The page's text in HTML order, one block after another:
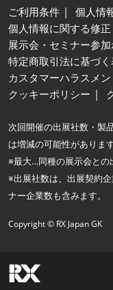
ご利用条件
個人情
個人情報に関する修
展示会・セミナー参
特定商取引法に基づ
カスタマーハラスメ
クッキーポリシー
次回開催の出展社数・製
は増減の可能性があります
※最大…同種の展示会との
※出展社数は、出展契約
ナー企業数も含みます。
Copyright © RX Japan GK